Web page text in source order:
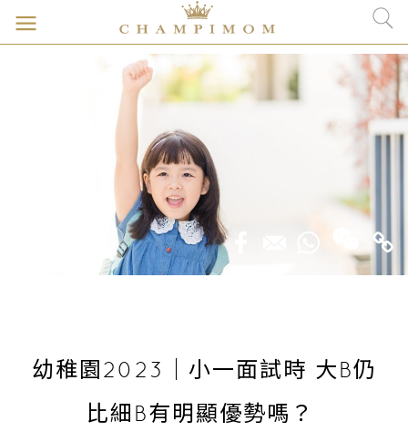
幼稚園2023｜小一面試時 大B仍
比細B有明顯優勢嗎？